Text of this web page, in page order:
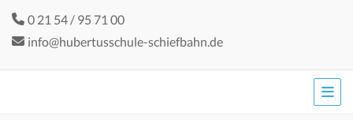
0 21 54 / 95 71 00
info@hubertusschule-schiefbahn.de